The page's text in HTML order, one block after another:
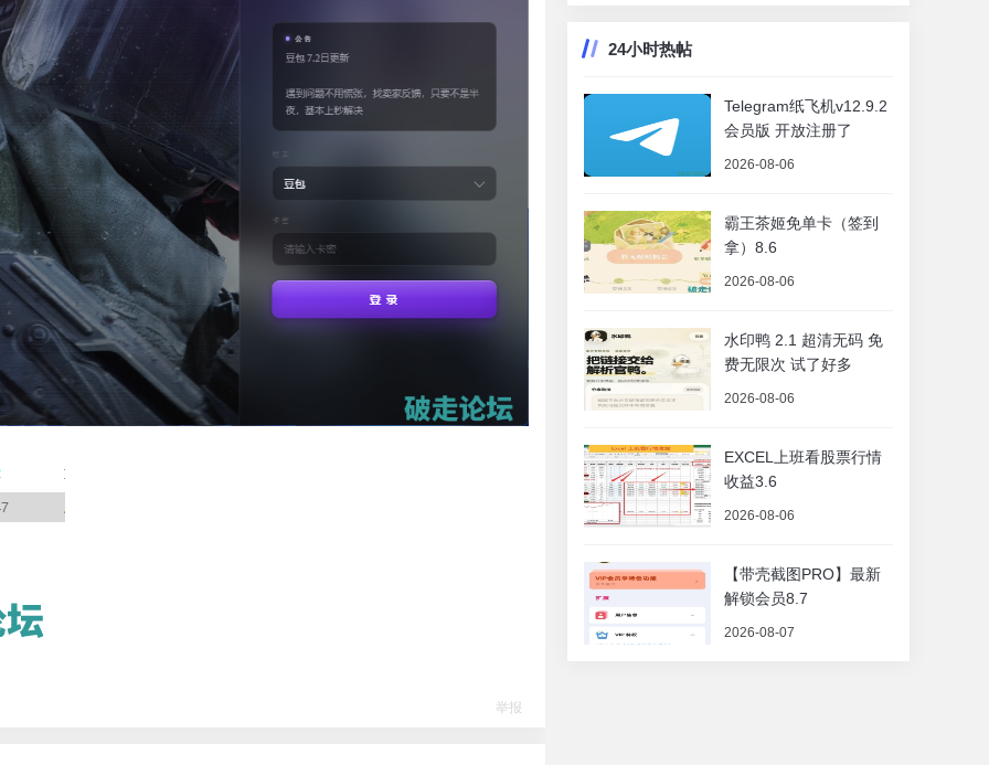
举报
24小时热帖
Telegram纸飞机v12.9.2
会员版 开放注册了
2026-08-06
霸王茶姬免单卡（签到
拿）8.6
2026-08-06
水印鸭 2.1 超清无码 免
费无限次 试了好多
2026-08-06
EXCEL上班看股票行情
收益3.6
2026-08-06
【带壳截图PRO】最新
解锁会员8.7
2026-08-07